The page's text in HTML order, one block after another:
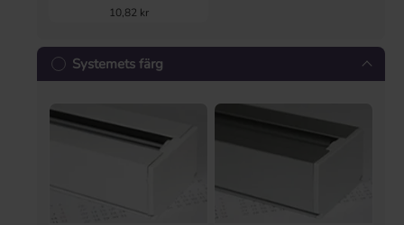
10,82 kr
Systemets färg